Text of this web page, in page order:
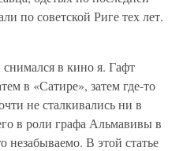
по советской Риге тех лет.
в кино я. Гафт
в «Сатире», затем где-то
не сталкивались ни в
в роли графа Альмавивы в
незабываемо. В этой статье